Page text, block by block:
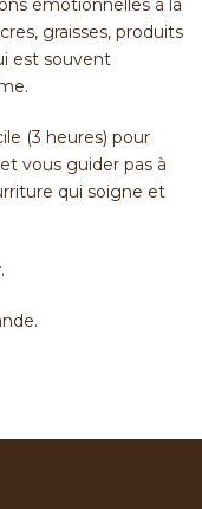
émotionnelles à la
graisses, produits
est souvent
(3 heures) pour
vous guider pas à
qui soigne et